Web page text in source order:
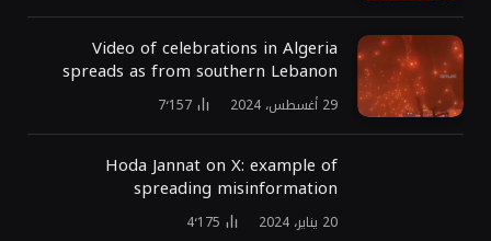
Video of celebrations in Algeria
spreads as from southern Lebanon
29 أغسطس، 2024 7٬157
Hoda Jannat on X: example of
spreading misinformation
20 يناير، 2024 4٬175